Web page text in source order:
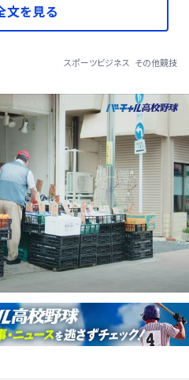
文を見る
スポーツビジネス その他競技